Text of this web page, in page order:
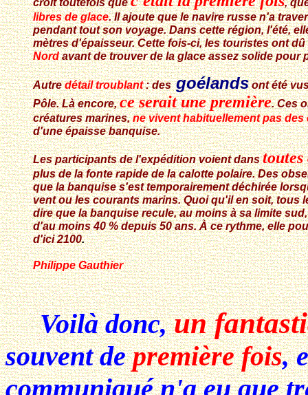
libres de glace. Il ajoute que le navire russe n'a
pendant tout son voyage. Dans cette région, l'été,
mètres d'épaisseur. Cette fois-ci, les touristes ont
Nordavant de trouver de la glace assez solide pour
Autredétail troublant: desgoélandsont été
Pôle. Là encore,ce serait une première. Ces
créatures marines,ne vivent habituellement pas des
d'une épaisse banquise.
Les participants de l'expédition voient dans
plus de la fonte rapide de la calotte polaire. Des
que la banquise s'est temporairement déchirée
vent ou les courants marins. Quoi qu'il en soit, tous
dire que la banquise recule, au moins à sa limite
d'au moins 40 % depuis 50 ans. À ce rythme, elle
d'ici 2100.
Philippe Gauthier
Voilà donc,un
souvent depremière fois,
communiqué n'a eu que